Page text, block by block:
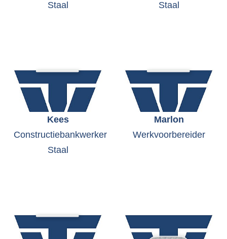
Staal
Staal
Kees
Constructiebankwerker
Staal
Marlon
Werkvoorbereider